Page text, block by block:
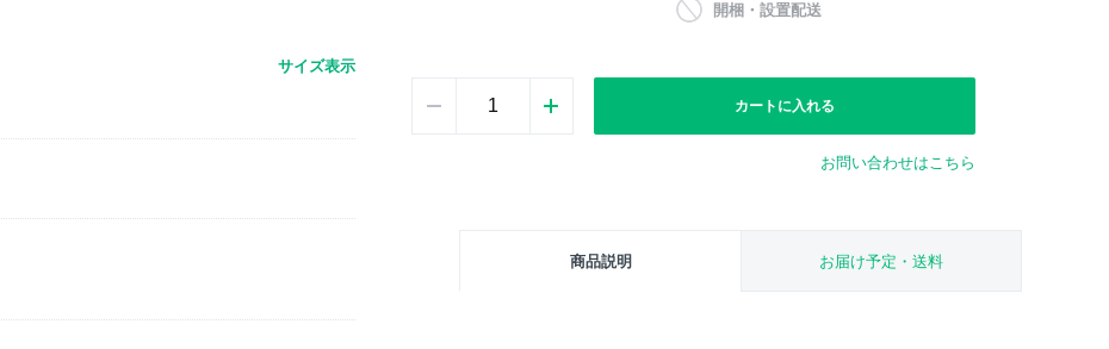
開梱・設置配送
カートに入れる
お問い合わせはこちら
商品説明 お届け予定・送料
サイズ表示